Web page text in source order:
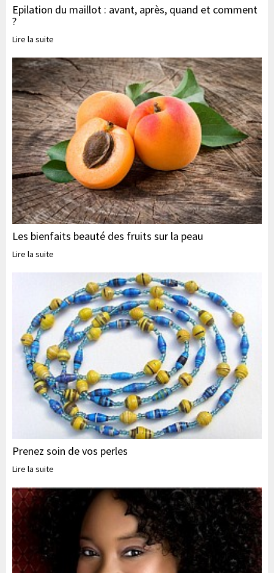
Epilation du maillot : avant, après, quand et comment
?
Lire la suite
Les bienfaits beauté des fruits sur la peau
Lire la suite
Prenez soin de vos perles
Lire la suite